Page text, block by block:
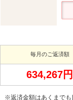
毎月のご返済額
634,267円
※返済金額はあくまでも